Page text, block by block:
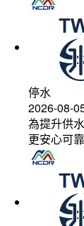
停水
2026-08-
為提升供
更安心可